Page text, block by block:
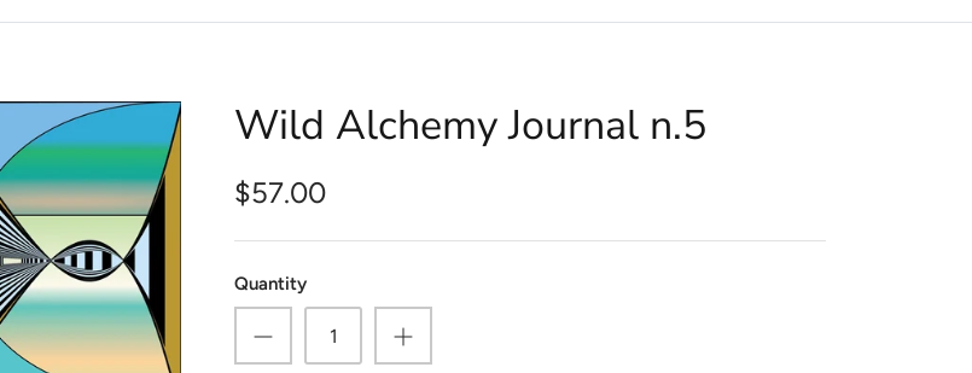
Wild Alchemy Journal n.5
$57.00
Quantity